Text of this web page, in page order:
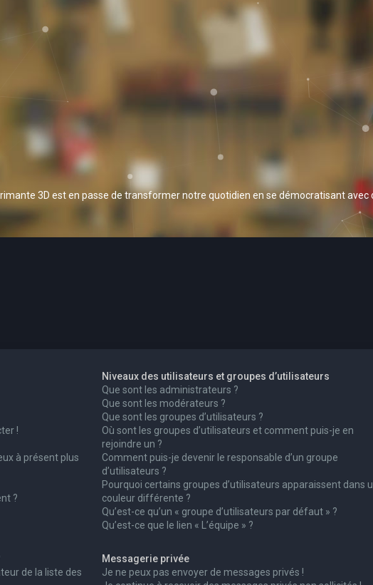
3D est en passe de transformer notre quotidien en se démocratisant
!
à présent plus
?
de la liste des
Niveaux des utilisateurs et groupes d’utilisateurs
Que sont les administrateurs ?
Que sont les modérateurs ?
Que sont les groupes d’utilisateurs ?
Où sont les groupes d’utilisateurs et comment puis-je en
rejoindre un ?
Comment puis-je devenir le responsable d’un groupe
d’utilisateurs ?
Pourquoi certains groupes d’utilisateurs apparaissent dans
couleur différente ?
Qu’est-ce qu’un « groupe d’utilisateurs par défaut » ?
Qu’est-ce que le lien « L’équipe » ?
Messagerie privée
Je ne peux pas envoyer de messages privés !